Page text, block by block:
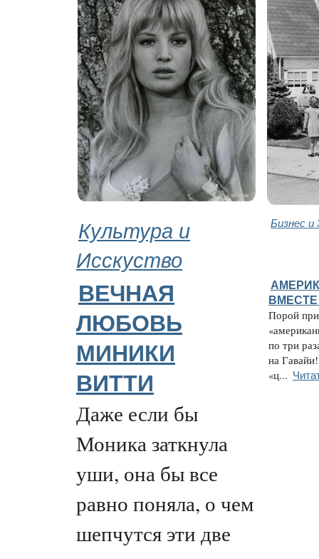
Культура и
Исскуство
Бизнес и
ВЕЧНАЯ
ЛЮБОВЬ
МИНИКИ
ВИТТИ
Даже если бы
Моника заткнула
уши, она бы все
равно поняла, о чем
шепчутся эти две
Порой
по три
на
«ц...